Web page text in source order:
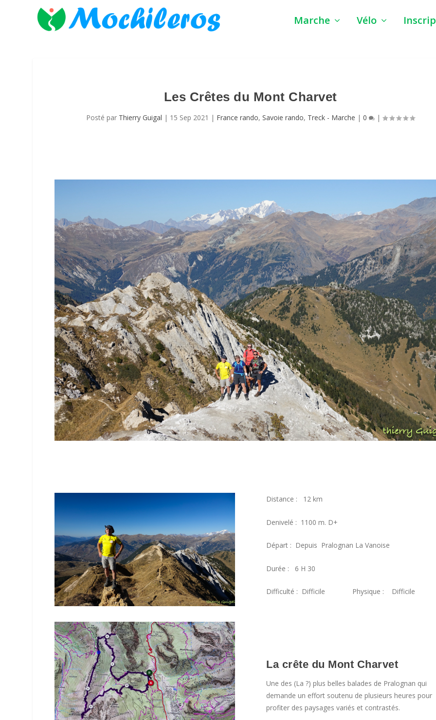
Marche Vélo
Les Crêtes du Mont Charvet
Posté par Thierry Guigal | 15 Sep 2021 | France rando,Savoie rando, Treck - Marche |0 |
Distance : 12 km
Denivelé : 1100 m. D+
Départ : Depuis Pralognan La Vanoise
Durée : 6 H 30
Difficulté : Difficile Physique : Difficile
La crête du Mont Charvet
Une des (La ?) plus belles balades de Pralognan qui
demande un effort soutenu de plusieurs heures pour
profiter des paysages variés et contrastés.